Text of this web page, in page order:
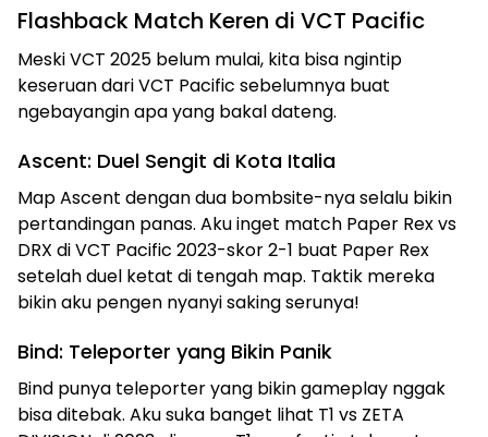
Flashback Match Keren di VCT Pacific
Meski VCT 2025 belum mulai, kita bisa ngintip
keseruan dari VCT Pacific sebelumnya buat
ngebayangin apa yang bakal dateng.
Ascent: Duel Sengit di Kota Italia
Map Ascent dengan dua bombsite-nya selalu bikin
pertandingan panas. Aku inget match Paper Rex vs
DRX di VCT Pacific 2023-skor 2-1 buat Paper Rex
setelah duel ketat di tengah map. Taktik mereka
bikin aku pengen nyanyi saking serunya!
Bind: Teleporter yang Bikin Panik
Bind punya teleporter yang bikin gameplay nggak
bisa ditebak. Aku suka banget lihat T1 vs ZETA